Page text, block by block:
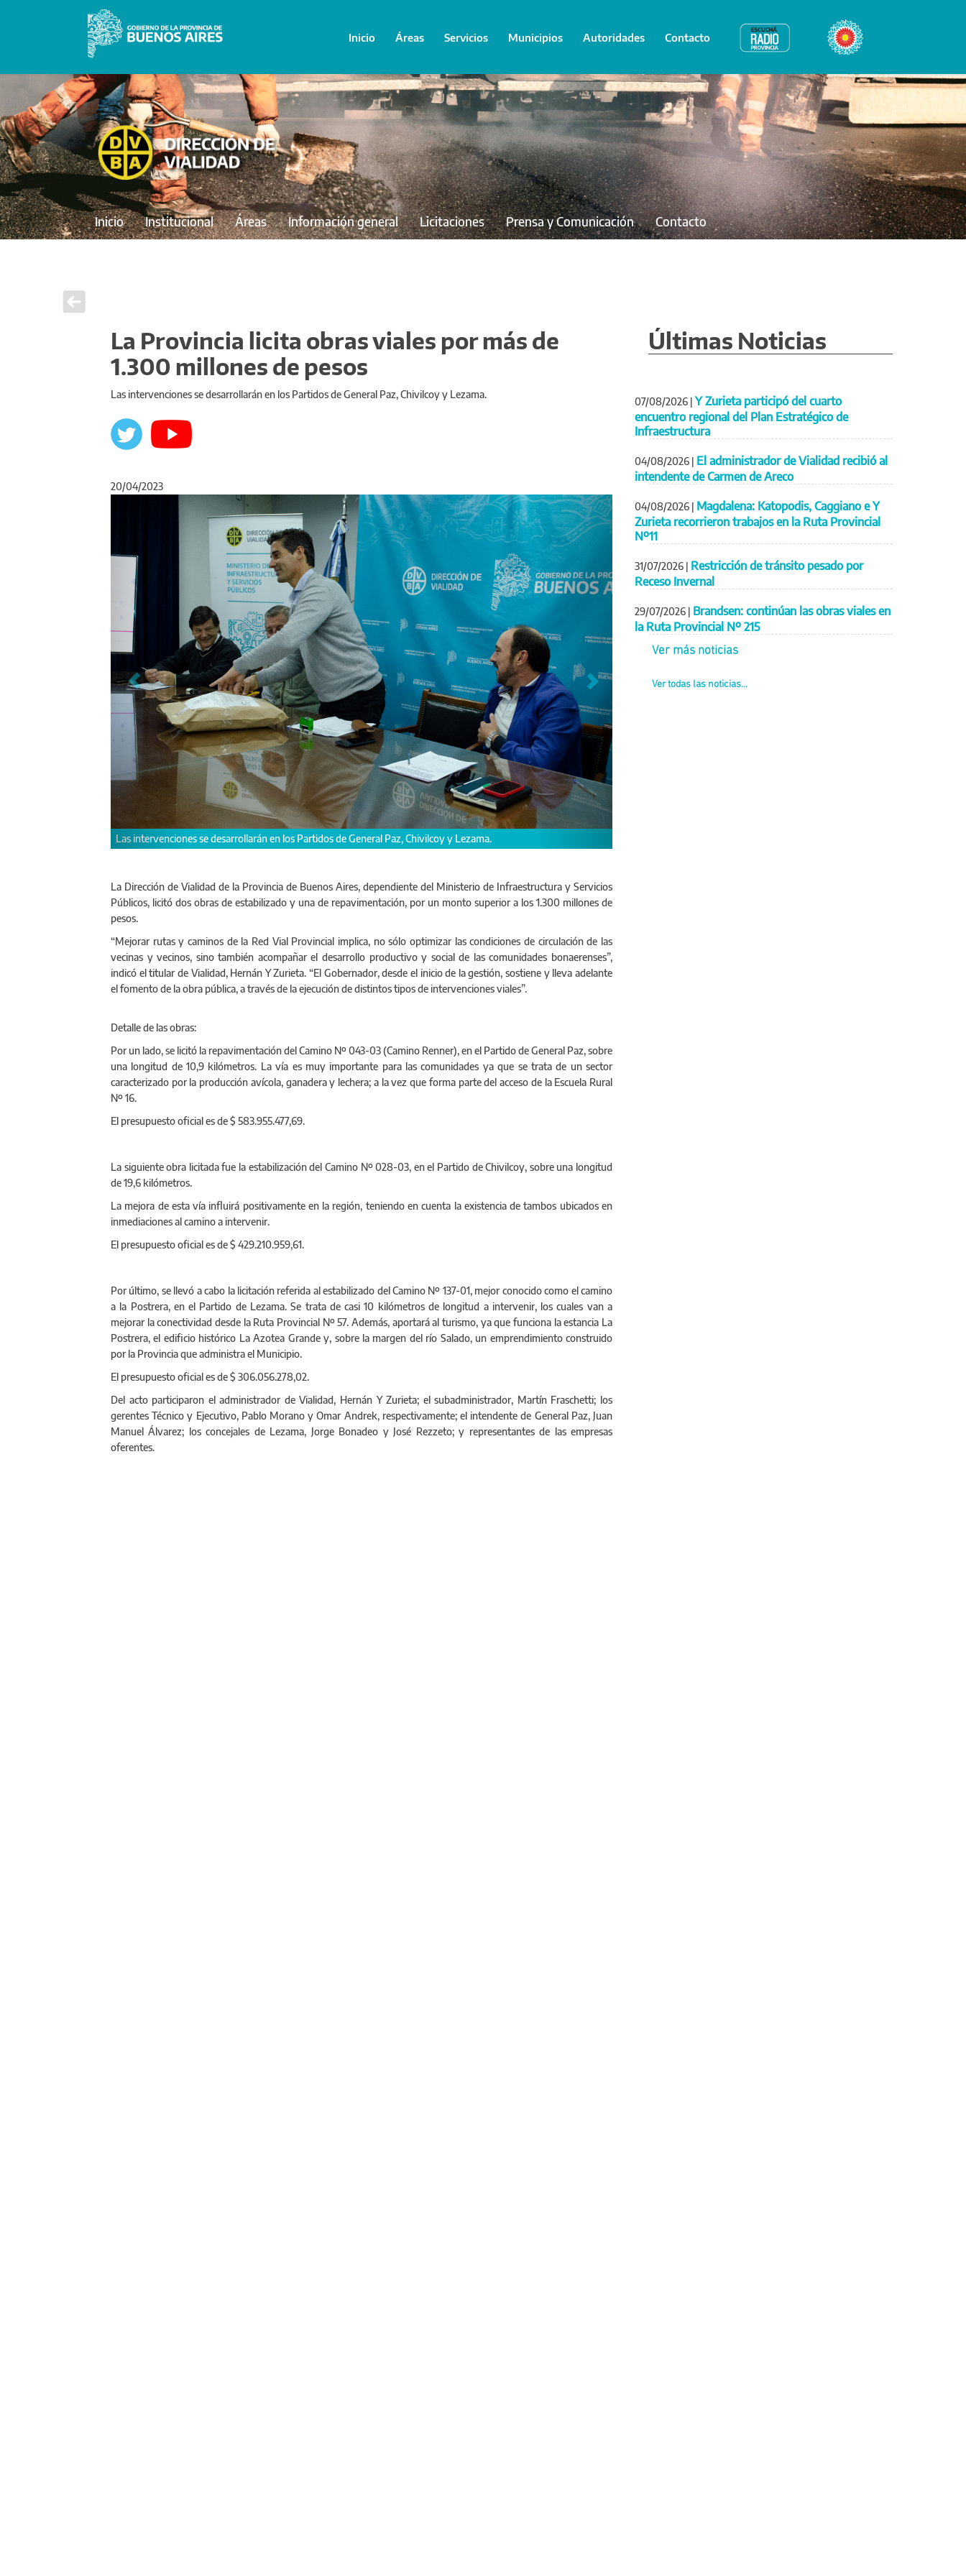
Inicio Áreas Servicios Municipios Autoridades Contacto Radio Provincia Bicentenario
Inicio Institucional Áreas Información general Licitaciones Prensa y Comunicación Contacto
La Provincia licita obras viales por más de
1.300 millones de pesos
Las intervenciones se desarrollarán en los Partidos de General Paz, Chivilcoy y Lezama.
20/04/2023
Hernán Y Zurieta y el intendente Juan Manuel Álvarez.
Anterior Siguiente
La Dirección de Vialidad de la Provincia de Buenos Aires, dependiente del Ministerio de Infraestructura y Servicios
Públicos, licitó dos obras de estabilizado y una de repavimentación, por un monto superior a los 1.300 millones de
pesos.
“Mejorar rutas y caminos de la Red Vial Provincial implica, no sólo optimizar las condiciones de circulación de las
vecinas y vecinos, sino también acompañar el desarrollo productivo y social de las comunidades bonaerenses”,
indicó el titular de Vialidad, Hernán Y Zurieta. “El Gobernador, desde el inicio de la gestión, sostiene y lleva adelante
el fomento de la obra pública, a través de la ejecución de distintos tipos de intervenciones viales”.
Detalle de las obras:
Por un lado, se licitó la repavimentación del Camino Nº 043-03 (Camino Renner), en el Partido de General Paz, sobre
una longitud de 10,9 kilómetros. La vía es muy importante para las comunidades ya que se trata de un sector
caracterizado por la producción avícola, ganadera y lechera; a la vez que forma parte del acceso de la Escuela Rural
Nº 16.
El presupuesto oficial es de $ 583.955.477,69.
La siguiente obra licitada fue la estabilización del Camino Nº 028-03, en el Partido de Chivilcoy, sobre una longitud
de 19,6 kilómetros.
La mejora de esta vía influirá positivamente en la región, teniendo en cuenta la existencia de tambos ubicados en
inmediaciones al camino a intervenir.
El presupuesto oficial es de $ 429.210.959,61.
Por último, se llevó a cabo la licitación referida al estabilizado del Camino Nº 137-01, mejor conocido como el camino
a la Postrera, en el Partido de Lezama. Se trata de casi 10 kilómetros de longitud a intervenir, los cuales van a
mejorar la conectividad desde la Ruta Provincial Nº 57. Además, aportará al turismo, ya que funciona la estancia La
Postrera, el edificio histórico La Azotea Grande y, sobre la margen del río Salado, un emprendimiento construido
por la Provincia que administra el Municipio.
El presupuesto oficial es de $ 306.056.278,02.
Del acto participaron el administrador de Vialidad, Hernán Y Zurieta; el subadministrador, Martín Fraschetti; los
gerentes Técnico y Ejecutivo, Pablo Morano y Omar Andrek, respectivamente; el intendente de General Paz, Juan
Manuel Álvarez; los concejales de Lezama, Jorge Bonadeo y José Rezzeto; y representantes de las empresas
oferentes.
Últimas Noticias
07/08/2026 | Y Zurieta participó del cuarto
encuentro regional del Plan Estratégico de
Infraestructura
04/08/2026 | El administrador de Vialidad recibió al
intendente de Carmen de Areco
04/08/2026 | Magdalena: Katopodis, Caggiano e Y
Zurieta recorrieron trabajos en la Ruta Provincial
Nº11
31/07/2026 | Restricción de tránsito pesado por
Receso Invernal
29/07/2026 | Brandsen: continúan las obras viales en
la Ruta Provincial Nº 215
Ver más noticias
Ver todas las noticias...